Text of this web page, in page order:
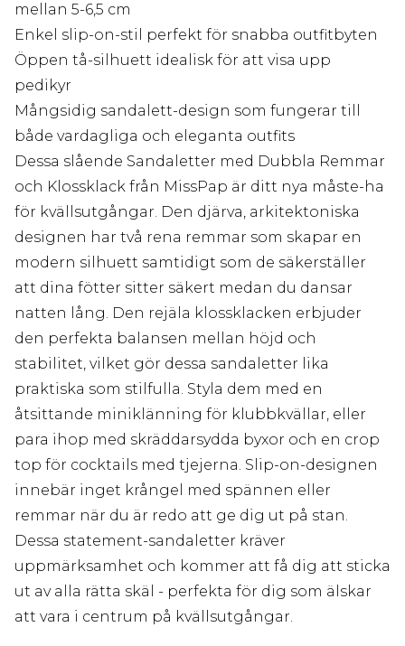
mellan 5-6,5 cm
Enkel slip-on-stil perfekt för snabba outfitbyten
Öppen tå-silhuett idealisk för att visa upp
pedikyr
Mångsidig sandalett-design som fungerar till
både vardagliga och eleganta outfits
Dessa slående Sandaletter med Dubbla Remmar
och Klossklack från MissPap är ditt nya måste-ha
för kvällsutgångar. Den djärva, arkitektoniska
designen har två rena remmar som skapar en
modern silhuett samtidigt som de säkerställer
att dina fötter sitter säkert medan du dansar
natten lång. Den rejäla klossklacken erbjuder
den perfekta balansen mellan höjd och
stabilitet, vilket gör dessa sandaletter lika
praktiska som stilfulla. Styla dem med en
åtsittande miniklänning för klubbkvällar, eller
para ihop med skräddarsydda byxor och en crop
top för cocktails med tjejerna. Slip-on-designen
innebär inget krångel med spännen eller
remmar när du är redo att ge dig ut på stan.
Dessa statement-sandaletter kräver
uppmärksamhet och kommer att få dig att sticka
ut av alla rätta skäl - perfekta för dig som älskar
att vara i centrum på kvällsutgångar.